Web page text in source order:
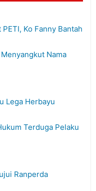
Ko Fanny Bantah
Nama
Lega Herbayu
Terduga Pelaku
Ranperda